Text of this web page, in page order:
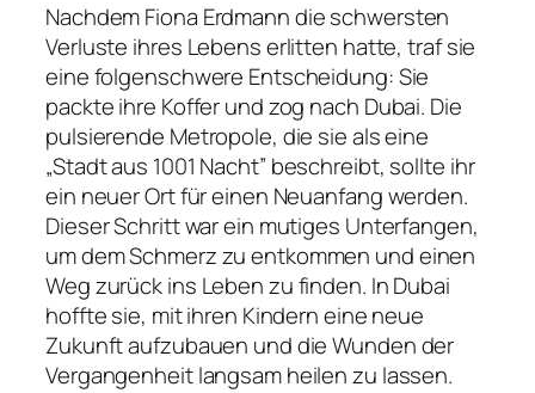
Nachdem Fiona Erdmann die schwersten
Verluste ihres Lebens erlitten hatte, traf sie
eine folgenschwere Entscheidung: Sie
packte ihre Koffer und zog nach Dubai. Die
pulsierende Metropole, die sie als eine
„Stadt aus 1001 Nacht” beschreibt, sollte ihr
ein neuer Ort für einen Neuanfang werden.
Dieser Schritt war ein mutiges Unterfangen,
um dem Schmerz zu entkommen und einen
Weg zurück ins Leben zu finden. In Dubai
hoffte sie, mit ihren Kindern eine neue
Zukunft aufzubauen und die Wunden der
Vergangenheit langsam heilen zu lassen.